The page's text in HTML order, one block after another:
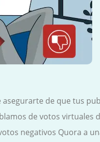
de que tus
de votos virtuales
negativos Quora a